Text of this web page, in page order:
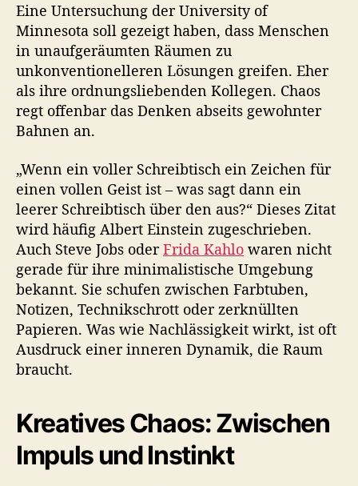
Eine Untersuchung der University of
Minnesota soll gezeigt haben, dass Menschen
in unaufgeräumten Räumen zu
unkonventionelleren Lösungen greifen. Eher
als ihre ordnungsliebenden Kollegen. Chaos
regt offenbar das Denken abseits gewohnter
Bahnen an.
„Wenn ein voller Schreibtisch ein Zeichen für
einen vollen Geist ist – was sagt dann ein
leerer Schreibtisch über den aus?“ Dieses Zitat
wird häufig Albert Einstein zugeschrieben.
Auch Steve Jobs oderFrida Kahlo waren nicht
gerade für ihre minimalistische Umgebung
bekannt. Sie schufen zwischen Farbtuben,
Notizen, Technikschrott oder zerknüllten
Papieren. Was wie Nachlässigkeit wirkt, ist oft
Ausdruck einer inneren Dynamik, die Raum
braucht.
Kreatives Chaos: Zwischen
Impuls und Instinkt